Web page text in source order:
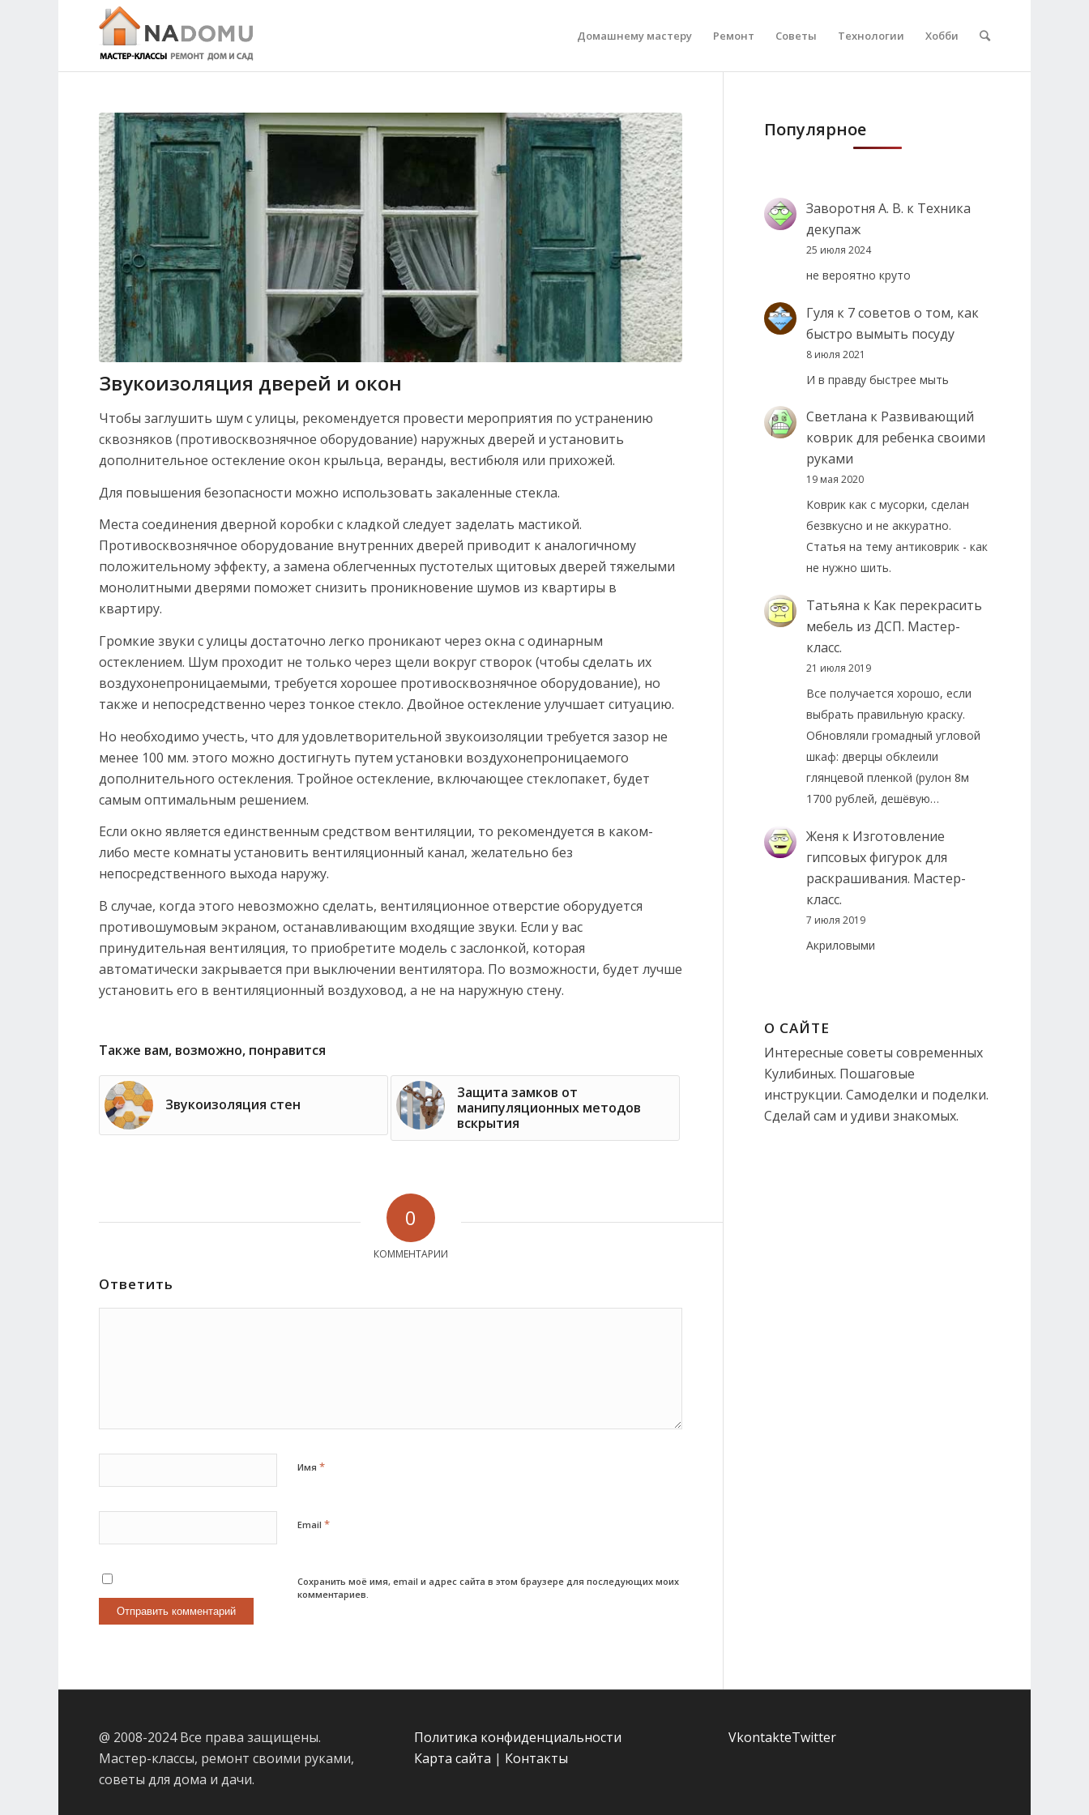
Домашнему мастеру Ремонт Советы Технологии Хобби
Звукоизоляция дверей и окон
Чтобы заглушить шум с улицы, рекомендуется провести мероприятия по устранению
сквозняков (противосквознячное оборудование) наружных дверей и установить
дополнительное остекление окон крыльца, веранды, вестибюля или прихожей.
Для повышения безопасности можно использовать закаленные стекла.
Места соединения дверной коробки с кладкой следует заделать мастикой.
Противосквознячное оборудование внутренних дверей приводит к аналогичному
положительному эффекту, а замена облегченных пустотелых щитовых дверей тяжелыми
монолитными дверями поможет снизить проникновение шумов из квартиры в
квартиру.
Громкие звуки с улицы достаточно легко проникают через окна с одинарным
остеклением. Шум проходит не только через щели вокруг створок (чтобы сделать их
воздухонепроницаемыми, требуется хорошее противосквознячное оборудование), но
также и непосредственно через тонкое стекло. Двойное остекление улучшает ситуацию.
Но необходимо учесть, что для удовлетворительной звукоизоляции требуется зазор не
менее 100 мм. этого можно достигнуть путем установки воздухонепроницаемого
дополнительного остекления. Тройное остекление, включающее стеклопакет, будет
самым оптимальным решением.
Если окно является единственным средством вентиляции, то рекомендуется в каком-
либо месте комнаты установить вентиляционный канал, желательно без
непосредственного выхода наружу.
В случае, когда этого невозможно сделать, вентиляционное отверстие оборудуется
противошумовым экраном, останавливающим входящие звуки. Если у вас
принудительная вентиляция, то приобретите модель с заслонкой, которая
автоматически закрывается при выключении вентилятора. По возможности, будет лучше
установить его в вентиляционный воздуховод, а не на наружную стену.
Также вам, возможно, понравится
Звукоизоляция стен
Защита замков от
манипуляционных методов
вскрытия
0
КОММЕНТАРИИ
Ответить
Имя *
Email *
Сохранить моё имя, email и адрес сайта в этом браузере для последующих моих
комментариев.
Популярное
Заворотня А. В. к Техника
декупаж
25 июля 2024
не вероятно круто
Гуля к 7 советов о том, как
быстро вымыть посуду
8 июля 2021
И в правду быстрее мыть
Светлана к Развивающий
коврик для ребенка своими
руками
19 мая 2020
Коврик как с мусорки, сделан
безвкусно и не аккуратно.
Статья на тему антиковрик - как
не нужно шить.
Татьяна к Как перекрасить
мебель из ДСП. Мастер-
класс.
21 июля 2019
Все получается хорошо, если
выбрать правильную краску.
Обновляли громадный угловой
шкаф: дверцы обклеили
глянцевой пленкой (рулон 8м
1700 рублей, дешёвую…
Женя к Изготовление
гипсовых фигурок для
раскрашивания. Мастер-
класс.
7 июля 2019
Акриловыми
О САЙТЕ
Интересные советы современных
Кулибиных. Пошаговые
инструкции. Самоделки и поделки.
Сделай сам и удиви знакомых.
@ 2008-2024 Все права защищены.
Мастер-классы, ремонт своими руками,
советы для дома и дачи.
Политика конфиденциальности
Карта сайта | Контакты
VkontakteTwitter